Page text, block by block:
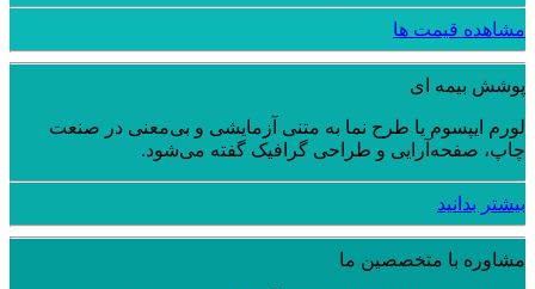
مشاهده قیمت ها
پوشش بیمه ای
لورم ایپسوم یا طرح‌ نما به متنی آزمایشی و بی‌معنی در صنعت
چاپ، صفحه‌آرایی و طراحی گرافیک گفته می‌شود.
بیشتر بدانید
مشاوره با متخصصین ما